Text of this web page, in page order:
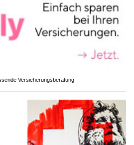
Versicherungsberatung